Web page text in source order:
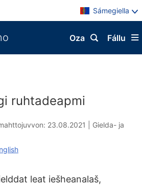
Sámegiella
Fállu
Oza
ruhtadeapmi
23.08.2021
Gielda- ja
leat iešheanalaš,